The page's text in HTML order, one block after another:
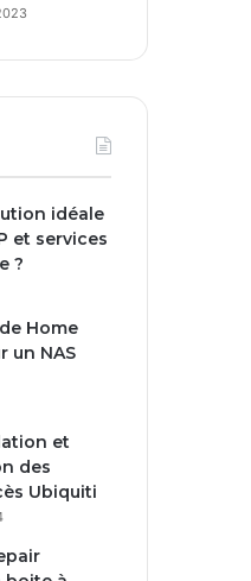
idéale
et services
?
Home
un NAS
et
des
Ubiquiti